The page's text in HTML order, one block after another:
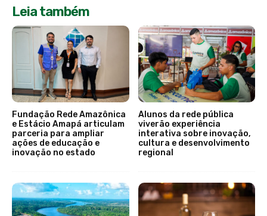
Leia também
Fundação Rede Amazônica
e Estácio Amapá articulam
parceria para ampliar
ações de educação e
inovação no estado
Alunos da rede pública
viverão experiência
interativa sobre inovação,
cultura e desenvolvimento
regional